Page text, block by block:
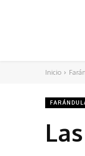
Inicio